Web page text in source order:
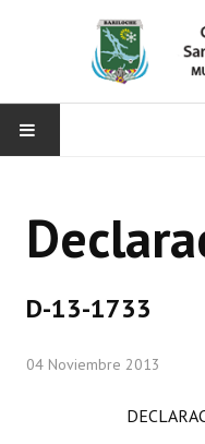
CONCEJO
Comisiones Especiales
D-13-1733
04 Noviembre 2013